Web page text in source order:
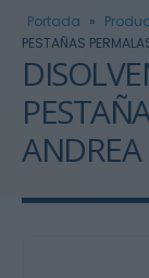
Portada »
PESTAÑAS
ANDREA